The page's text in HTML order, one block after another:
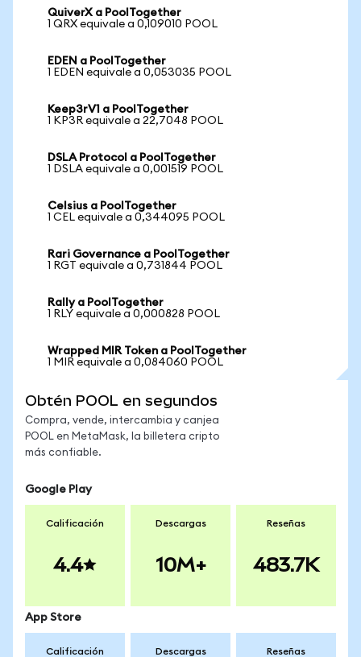
QuiverX a PoolTogether
1 QRX equivale a 0,109010 POOL
EDEN a PoolTogether
1 EDEN equivale a 0,053035 POOL
Keep3rV1 a PoolTogether
1 KP3R equivale a 22,7048 POOL
DSLA Protocol a PoolTogether
1 DSLA equivale a 0,001519 POOL
Celsius a PoolTogether
1 CEL equivale a 0,344095 POOL
Rari Governance a PoolTogether
1 RGT equivale a 0,731844 POOL
Rally a PoolTogether
1 RLY equivale a 0,000828 POOL
Wrapped MIR Token a PoolTogether
1 MIR equivale a 0,084060 POOL
Obtén POOL en segundos
Compra, vende, intercambia y canjea
POOL en MetaMask, la billetera cripto
más confiable.
Google Play
Calificación
4.4
Descargas
10M+
Reseñas
483.7K
App Store
Calificación Descargas Reseñas